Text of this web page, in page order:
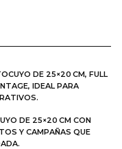
DE 25×20 CM, FULL
IDEAL PARA
DE 25×20 CM CON
Y CAMPAÑAS QUE